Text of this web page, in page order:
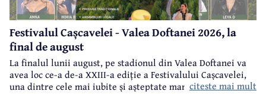
Festivalul Cașcavelei - Valea Doftanei 2026, la
final de august
La finalul lunii august, pe stadionul din Valea Doftanei va
avea loc ce-a de-a XXIII-a ediție a Festivalului Cașcavelei,
una dintre cele mai iubite și așteptate manifestări de acest
citeste mai mult